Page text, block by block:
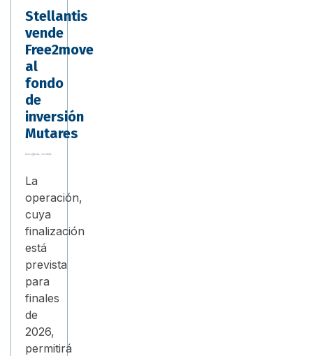
Stellantis
vende
Free2move
al
fondo
de
inversión
Mutares
La
operación,
cuya
finalización
está
prevista
para
finales
de
2026,
permitirá